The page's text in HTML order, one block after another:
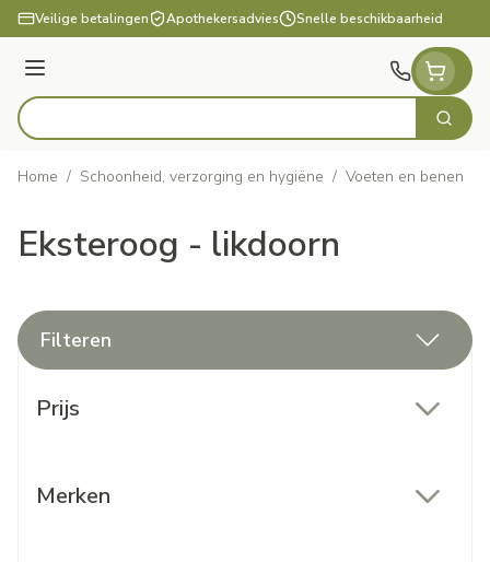
Ga naar de inhoud
Veilige betalingen Apothekersadvies Snelle beschikbaarheid
Menu
Product, merk, categorie... Zoek
Home / Schoonheid, verzorging en hygiëne / Voeten en benen
Eksteroog - likdoorn
Filteren
Prijs
Merken